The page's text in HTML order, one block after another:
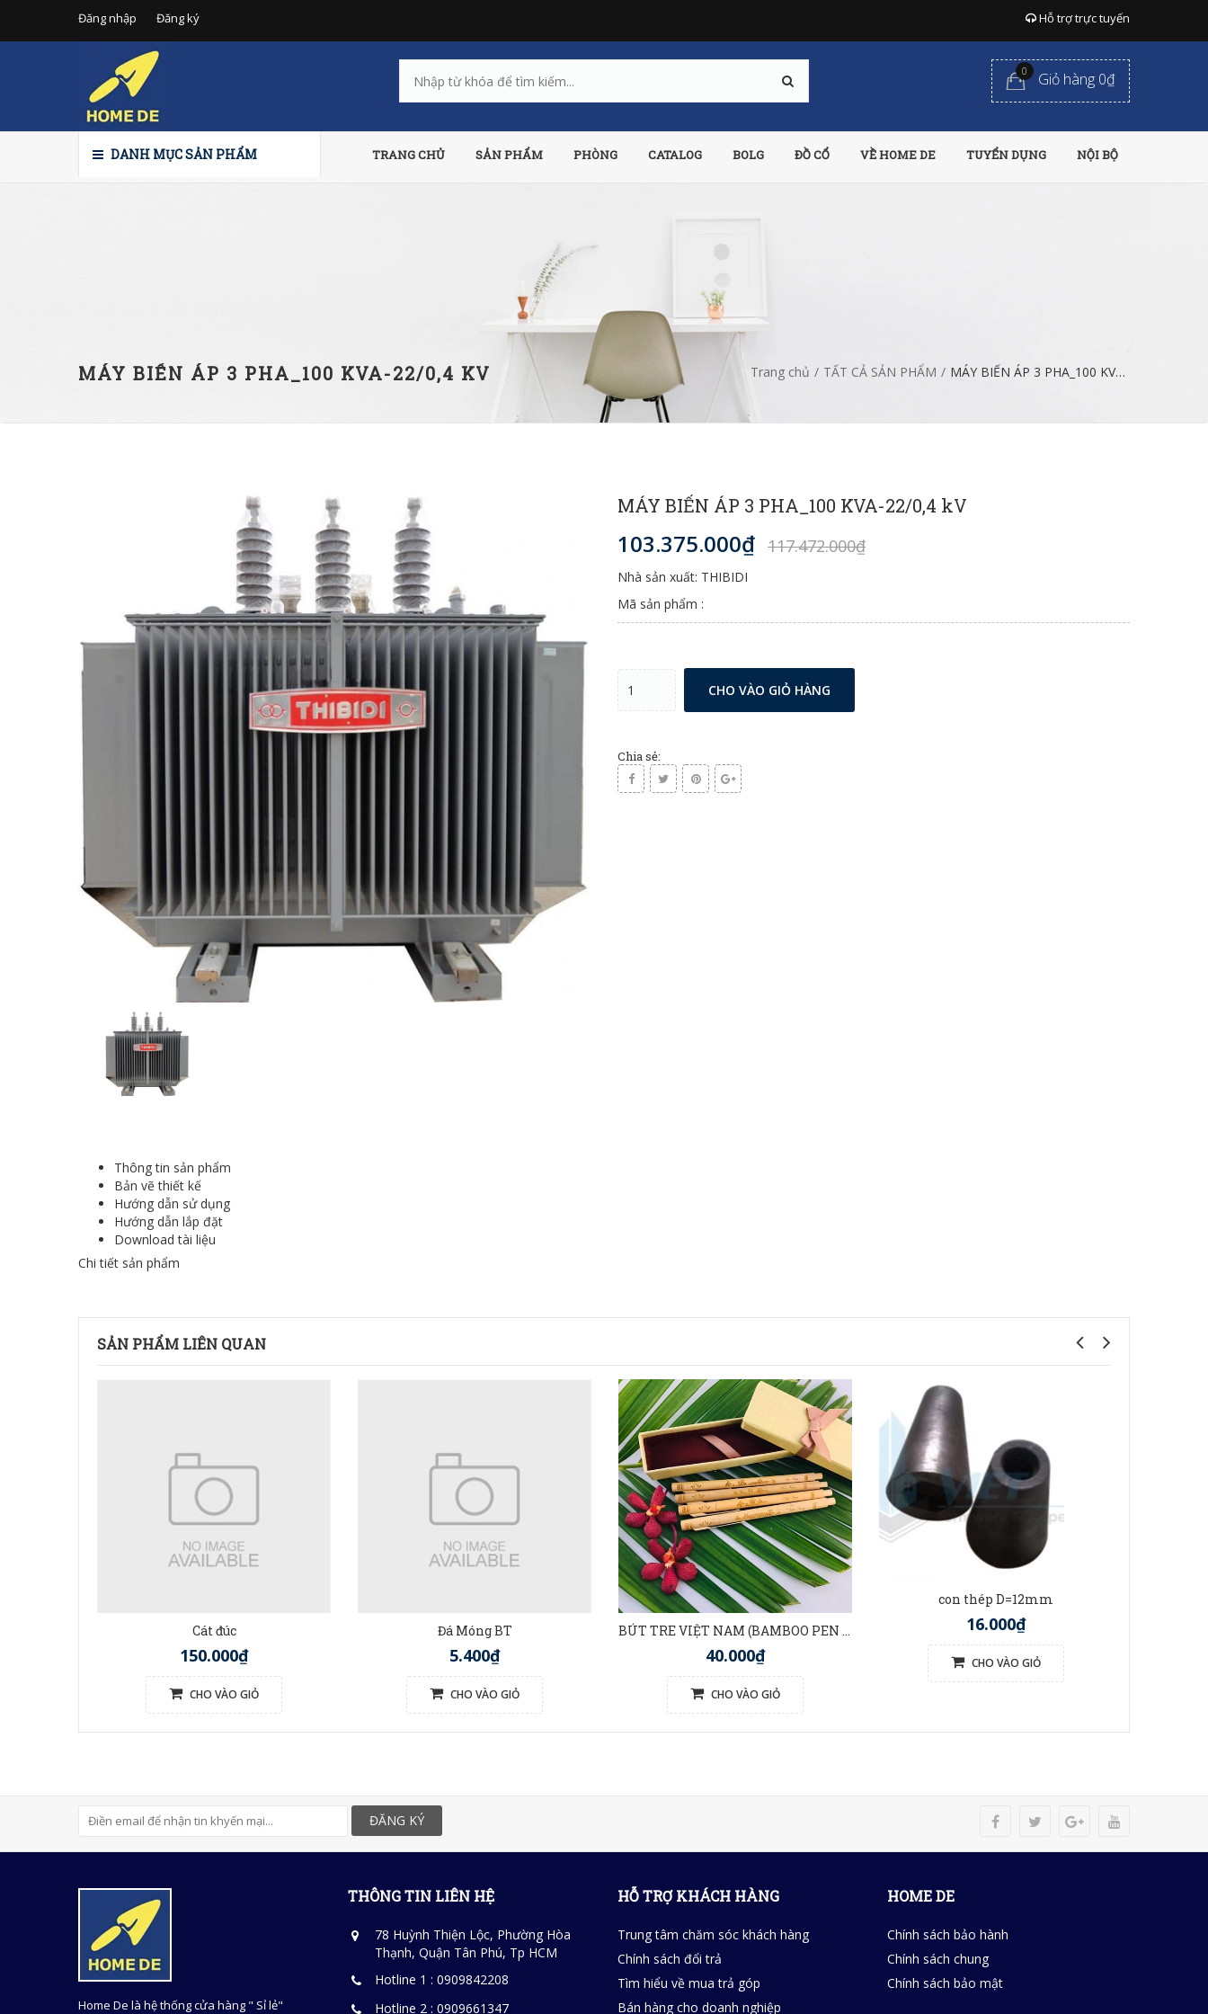
Đăng nhập Đăng ký Hỗ trợ trực tuyến
0 Giỏ hàng 0₫
DANH MỤC SẢN PHẨM TRANG CHỦ SẢN PHẨM PHÒNG CATALOG BOLG ĐỒ CỔ VỀ HOME DE TUYỂN DỤNG NỘI BỘ
MÁY BIẾN ÁP 3 PHA_100 KVA-22/0,4 KV Trang chủ / TẤT CẢ SẢN PHẨM / MÁY BIẾN ÁP 3 PHA_100 KVA-22/0,4 kV
MÁY BIẾN ÁP 3 PHA_100 KVA-22/0,4 kV
103.375.000₫ 117.472.000₫
Nhà sản xuất: THIBIDI
Mã sản phẩm :
CHO VÀO GIỎ HÀNG
Chia sẻ:
Thông tin sản phẩm
Bản vẽ thiết kế
Hướng dẫn sử dụng
Hướng dẫn lắp đặt
Download tài liệu
Chi tiết sản phẩm
SẢN PHẨM LIÊN QUAN
Cát đúc
150.000₫
CHO VÀO GIỎ
Đá Móng BT
5.400₫
CHO VÀO GIỎ
BÚT TRE VIỆT NAM (BAMBOO PEN VIETNAM)
40.000₫
CHO VÀO GIỎ
con thép D=12mm
16.000₫
CHO VÀO GIỎ
ĐĂNG KÝ
Home De là hệ thống cửa hàng " Sỉ lẻ"
THÔNG TIN LIÊN HỆ
78 Huỳnh Thiện Lộc, Phường Hòa
Thạnh, Quận Tân Phú, Tp HCM
Hotline 1 : 0909842208
Hotline 2 : 0909661347
HỖ TRỢ KHÁCH HÀNG
Trung tâm chăm sóc khách hàng
Chính sách đổi trả
Tìm hiểu về mua trả góp
Bán hàng cho doanh nghiệp
HOME DE
Chính sách bảo hành
Chính sách chung
Chính sách bảo mật